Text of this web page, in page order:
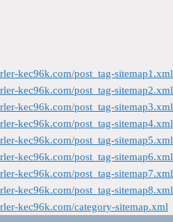
kec96k.com/post_tag-sitemap1.xml
kec96k.com/post_tag-sitemap2.xml
kec96k.com/post_tag-sitemap3.xml
kec96k.com/post_tag-sitemap4.xml
kec96k.com/post_tag-sitemap5.xml
kec96k.com/post_tag-sitemap6.xml
kec96k.com/post_tag-sitemap7.xml
kec96k.com/post_tag-sitemap8.xml
kec96k.com/category-sitemap.xml